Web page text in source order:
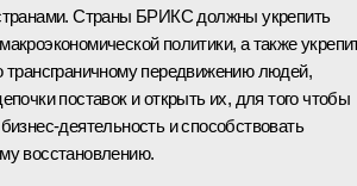
Страны БРИКС должны укрепить
политики, а также
трансграничному передвижению людей,
поставок и открыть их, для того чтобы
деятельность и способствовать
восстановлению.